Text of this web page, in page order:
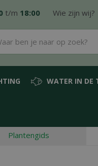
t/m 18:00 Wie zijn wij?
WATER IN DE
Plantengids